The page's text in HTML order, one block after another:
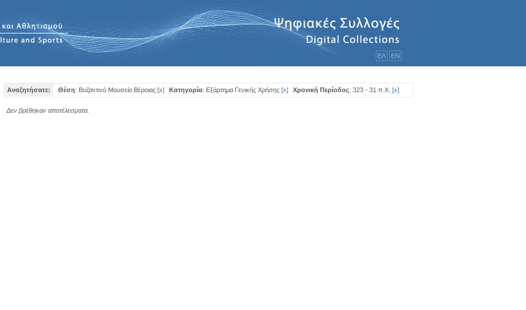
ΕΛ ΕΝ
Αναζητήσατε: Θέση: Βυζαντινό Μουσείο Βέροιας [x] Κατηγορία: Εξάρτημα Γενικής Χρήσης [x] Χρονική Περίοδος: 323 - 31 π.Χ. [x]
Δεν βρέθηκαν αποτέλεσματα.